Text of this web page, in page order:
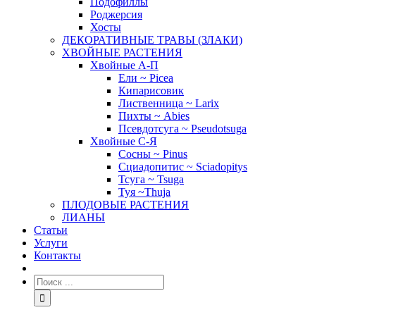
Роджерсия
Хосты
ДЕКОРАТИВНЫЕ ТРАВЫ (ЗЛАКИ)
ХВОЙНЫЕ РАСТЕНИЯ
Хвойные А-П
Ели ~ Picea
Кипарисовик
Лиственница ~ Larix
Пихты ~ Abies
Псевдотсуга ~ Pseudotsuga
Хвойные С-Я
Сосны ~ Pinus
Сциадопитис ~ Sciadopitys
Тсуга ~ Tsuga
Туя ~Thuja
ПЛОДОВЫЕ РАСТЕНИЯ
ЛИАНЫ
Статьи
Услуги
Контакты